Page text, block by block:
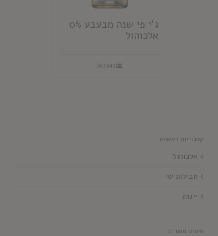
ג'י פי שנה מבעבע 0%
אלכוהול
Details
קטגוריות ראשיות
אלכוהול
חבילות שי
יינות
חיפוש מוצרים